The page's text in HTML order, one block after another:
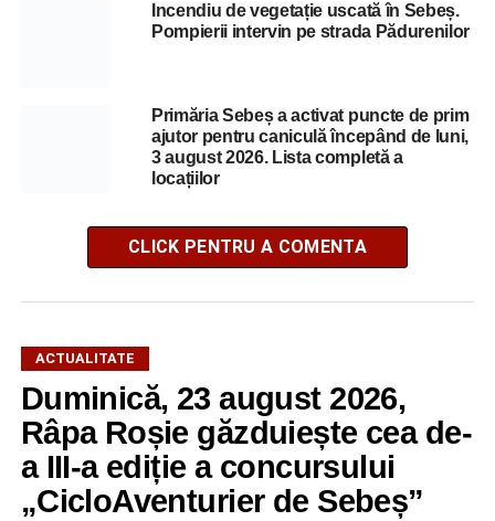
Incendiu de vegetație uscată în Sebeș.
Pompierii intervin pe strada Pădurenilor
Primăria Sebeș a activat puncte de prim
ajutor pentru caniculă începând de luni,
3 august 2026. Lista completă a
locațiilor
CLICK PENTRU A COMENTA
ACTUALITATE
Duminică, 23 august 2026,
Râpa Roșie găzduiește cea de-
a III-a ediție a concursului
„CicloAventurier de Sebeș”